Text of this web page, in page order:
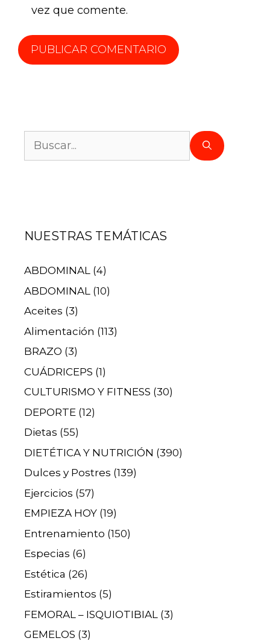
vez que comente.
NUESTRAS TEMÁTICAS
ABDOMINAL (4)
ABDOMINAL (10)
Aceites (3)
Alimentación (113)
BRAZO (3)
CUÁDRICEPS (1)
CULTURISMO Y FITNESS (30)
DEPORTE (12)
Dietas (55)
DIETÉTICA Y NUTRICIÓN (390)
Dulces y Postres (139)
Ejercicios (57)
EMPIEZA HOY (19)
Entrenamiento (150)
Especias (6)
Estética (26)
Estiramientos (5)
FEMORAL – ISQUIOTIBIAL (3)
GEMELOS (3)